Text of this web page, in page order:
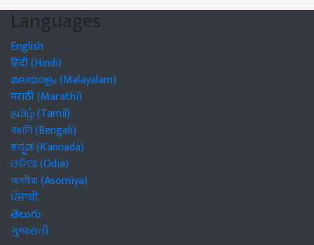
Languages
English
हिंदी (Hindi)
മലയാളം (Malayalam)
मराठी (Marathi)
தமிழ் (Tamil)
বাঙালি (Bengali)
ಕನ್ನಡ (Kannada)
ଓଡିଆ (Odia)
অসমীয়া (Asomiya)
ਪੰਜਾਬੀ
తెలుగు
ગુજરાતી